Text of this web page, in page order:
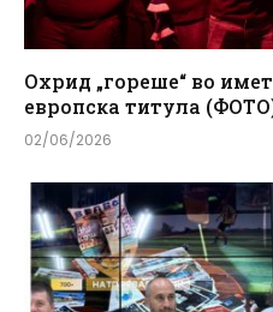
Охрид „гореше“ во
европска титула
02/06/2026